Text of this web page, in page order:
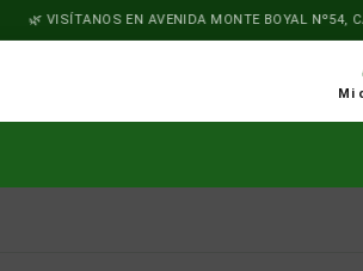
VISÍTANOS EN AVENIDA MONTE BOYAL Nº54,
Mi